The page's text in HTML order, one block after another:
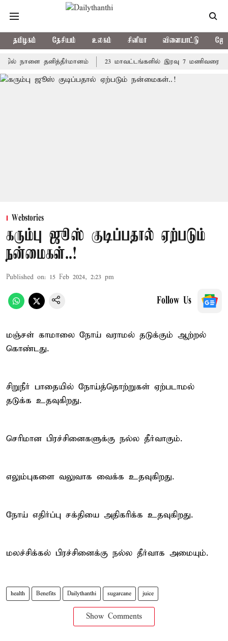
தமிழகம் தேசியம் உலகம் சினிமா விளையாட்டு
தனித்தீர்மானம் 23 மாவட்டங்களில் இரவு 7 மணிவரை மழை
Webstories
கரும்பு ஜூஸ் குடிப்பதால் ஏற்படும்
நன்மைகள்..!
Published on: 15 Feb 2024, 2:23 pm
Follow Us
மஞ்சள் காமாலை நோய் வராமல் தடுக்கும் ஆற்றல்
கொண்டது.
சிறுநீர் பாதையில் நோய்த்தொற்றுகள் ஏற்படாமல்
தடுக்க உதவுகிறது.
செரிமான பிரச்சினைகளுக்கு நல்ல தீர்வாகும்.
எலும்புகளை வலுவாக வைக்க உதவுகிறது.
நோய் எதிர்ப்பு சக்தியை அதிகரிக்க உதவுகிறது.
மலச்சிக்கல் பிரச்சினைக்கு நல்ல தீர்வாக அமையும்.
health Benefits Dailythanthi sugarcane juice
Show Comments